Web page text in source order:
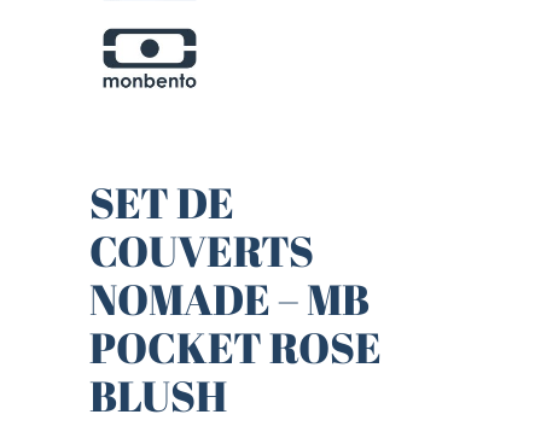
SET DE
COUVERTS
NOMADE – MB
POCKET ROSE
BLUSH